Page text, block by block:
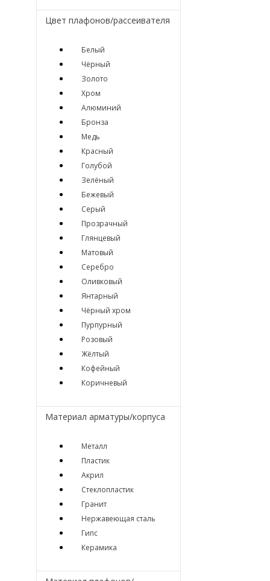
Цвет плафонов/рассеивателя
Белый
Чёрный
Золото
Хром
Алюминий
Бронза
Медь
Красный
Голубой
Зелёный
Бежевый
Серый
Прозрачный
Глянцевый
Матовый
Серебро
Оливковый
Янтарный
Чёрный хром
Пурпурный
Розовый
Жёлтый
Кофейный
Коричневый
Материал арматуры/корпуса
Металл
Пластик
Акрил
Стеклопластик
Гранит
Нержавеющая сталь
Гипс
Керамика